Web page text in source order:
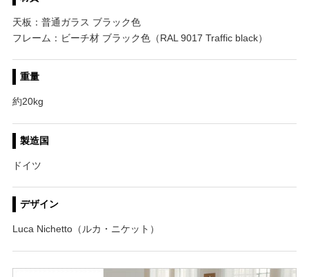
天板：普通ガラス ブラック色
フレーム：ビーチ材 ブラック色（RAL 9017 Traffic black）
重量
約20kg
製造国
ドイツ
デザイン
Luca Nichetto（ルカ・ニケット）